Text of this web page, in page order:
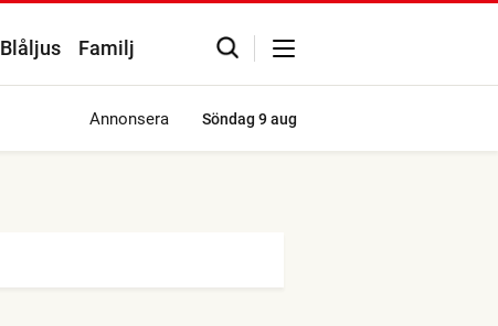
Blåljus Familj
Annonsera Söndag 9 aug